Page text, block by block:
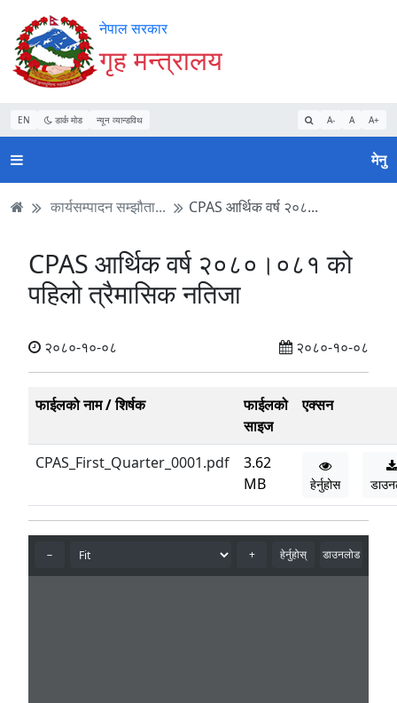
Accessibility
Mode
सुरु
गर्नुहोस्
सामाग्री
पढ्नुहाेस्
नेभिगेसन
पढ्नुहाेस्
वेबसाइट
खोजमा
जानुहोस्
नेपाल सरकार
गृह मन्त्रालय
EN डार्क मोड न्यून व्यान्डविथ A- A A+
मेनु
कार्यसम्पादन सम्झौता... CPAS आर्थिक वर्ष २०८...
CPAS आर्थिक वर्ष २०८०।०८१ को
पहिलो त्रैमासिक नतिजा
२०८०-१०-०८ २०८०-१०-०८
फाईलको नाम / शिर्षक
फाईलको
साइज
एक्सन
CPAS_First_Quarter_0001.pdf
3.62
MB
हेर्नुहोस